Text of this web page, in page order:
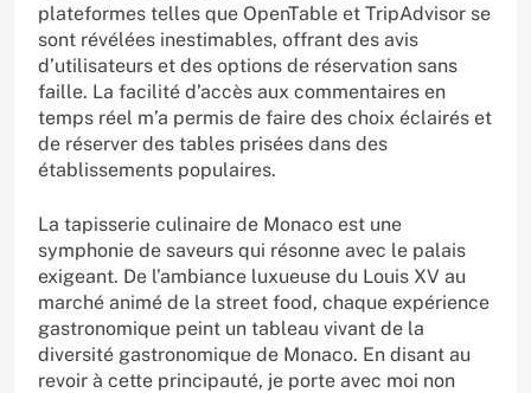
plateformes telles que OpenTable et TripAdvisor se
sont révélées inestimables, offrant des avis
d’utilisateurs et des options de réservation sans
faille. La facilité d’accès aux commentaires en
temps réel m’a permis de faire des choix éclairés et
de réserver des tables prisées dans des
établissements populaires.
La tapisserie culinaire de Monaco est une
symphonie de saveurs qui résonne avec le palais
exigeant. De l’ambiance luxueuse du Louis XV au
marché animé de la street food, chaque expérience
gastronomique peint un tableau vivant de la
diversité gastronomique de Monaco. En disant au
revoir à cette principauté, je porte avec moi non